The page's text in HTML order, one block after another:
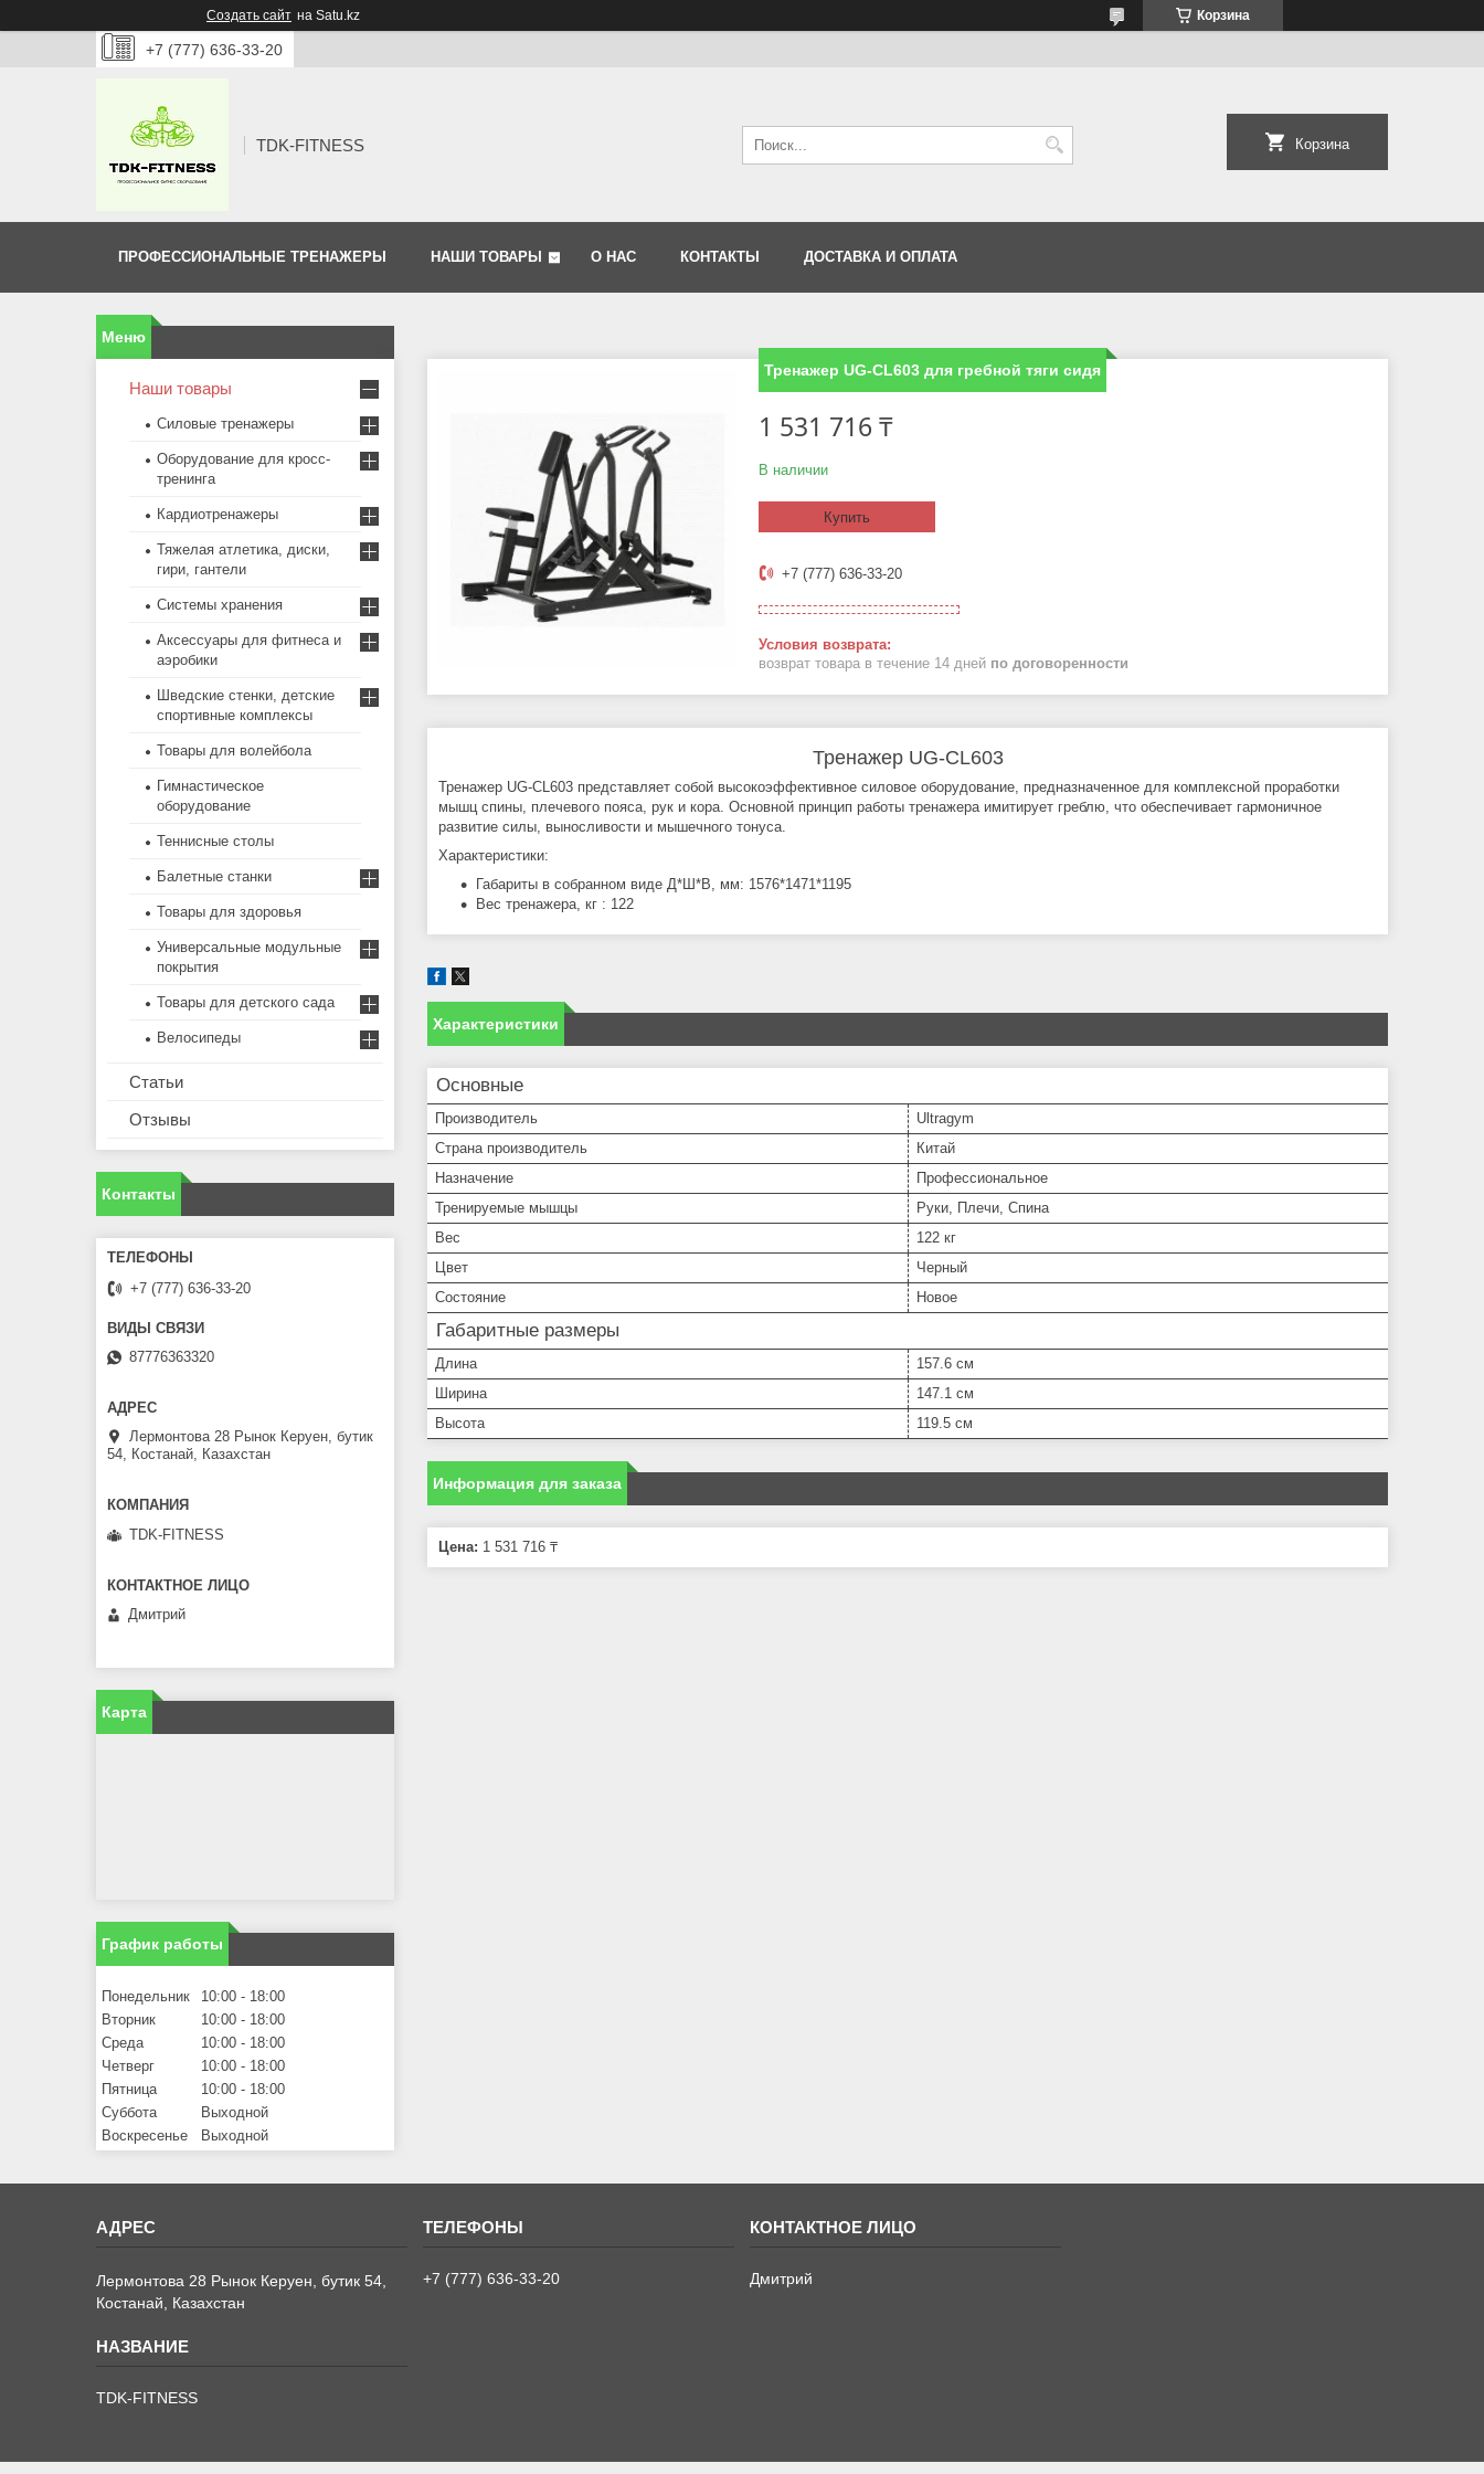
Создать сайт на Satu.kz Корзина
+7 (777) 636-33-20
TDK-FITNESS Корзина
ПРОФЕССИОНАЛЬНЫЕ ТРЕНАЖЕРЫ НАШИ ТОВАРЫ О НАС КОНТАКТЫ ДОСТАВКА И ОПЛАТА
Тренажер UG-CL603 для гребной тяги сидя
1 531 716 ₸
В наличии
Купить
+7 (777) 636-33-20
возврат товара в течение 14 дней по договоренности
Тренажер UG-CL603
Тренажер UG-CL603 представляет собой высокоэффективное силовое оборудование, предназначенное для комплексной проработки
мышц спины, плечевого пояса, рук и кора. Основной принцип работы тренажера имитирует греблю, что обеспечивает гармоничное
развитие силы, выносливости и мышечного тонуса.
Характеристики:
Габариты в собранном виде Д*Ш*В, мм: 1576*1471*1195
Вес тренажера, кг : 122
Характеристики
Основные
Производитель
Ultragym
Страна производитель
Китай
Назначение
Профессиональное
Тренируемые мышцы
Руки, Плечи, Спина
Вес
122 кг
Цвет
Черный
Состояние
Новое
Габаритные размеры
Длина
157.6 см
Ширина
147.1 см
Высота
119.5 см
Информация для заказа
Цена: 1 531 716 ₸
Наши товары
Силовые тренажеры
Оборудование для кросс-
тренинга
Кардиотренажеры
Тяжелая атлетика, диски,
гири, гантели
Системы хранения
Аксессуары для фитнеса и
аэробики
Шведские стенки, детские
спортивные комплексы
Товары для волейбола
Гимнастическое
оборудование
Теннисные столы
Балетные станки
Товары для здоровья
Универсальные модульные
покрытия
Товары для детского сада
Велосипеды
Статьи
Отзывы
Контакты
+7 (777) 636-33-20
87776363320
Лермонтова 28 Рынок Керуен, бутик
54, Костанай, Казахстан
TDK-FITNESS
Дмитрий
Карта
График работы
Понедельник 10:00
18:00
Вторник
10:00
18:00
Среда
10:00
18:00
Четверг
10:00
18:00
Пятница
10:00
18:00
Суббота
Выходной
Воскресенье
Выходной
Лермонтова 28 Рынок Керуен, бутик 54,
Костанай, Казахстан
TDK-FITNESS
+7 (777) 636-33-20 Дмитрий